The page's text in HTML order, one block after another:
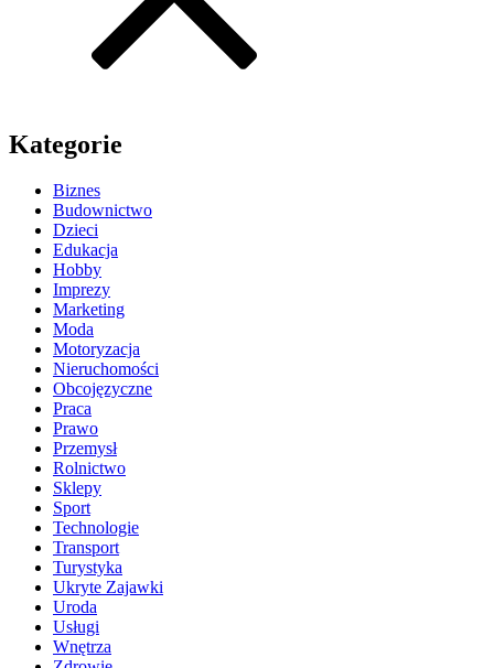
Kategorie
Biznes
Budownictwo
Dzieci
Edukacja
Hobby
Imprezy
Marketing
Moda
Motoryzacja
Nieruchomości
Obcojęzyczne
Praca
Prawo
Przemysł
Rolnictwo
Sklepy
Sport
Technologie
Transport
Turystyka
Ukryte Zajawki
Uroda
Usługi
Wnętrza